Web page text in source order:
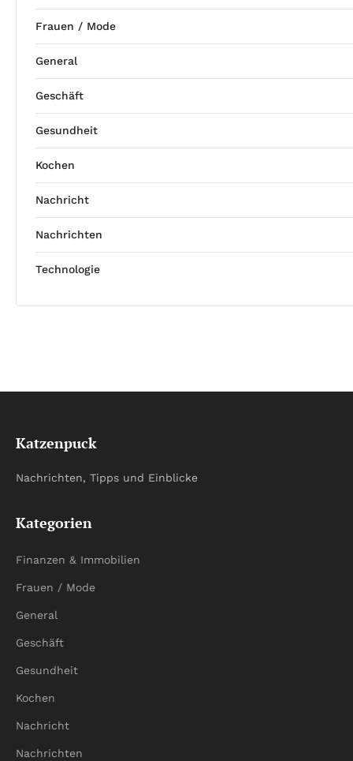
Frauen / Mode
General
Geschäft
Gesundheit
Kochen
Nachricht
Nachrichten
Technologie
Katzenpuck
Nachrichten, Tipps und Einblicke
Kategorien
Finanzen & Immobilien
Frauen / Mode
General
Geschäft
Gesundheit
Kochen
Nachricht
Nachrichten